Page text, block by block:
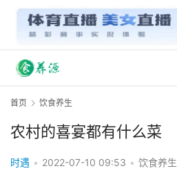
首页 饮食养生
农村的喜宴都有什么菜
时遇 • 2022-07-10 09:53 • 饮食养生